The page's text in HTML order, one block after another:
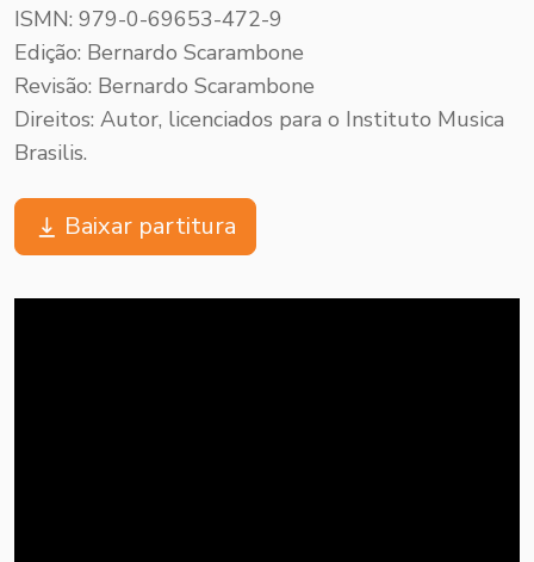
ISMN: 979-0-69653-472-9
Edição: Bernardo Scarambone
Revisão: Bernardo Scarambone
Direitos: Autor, licenciados para o Instituto Musica
Brasilis.
Baixar partitura